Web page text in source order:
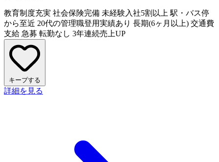
教育制度充実 社会保険完備 未経験入社5割以上 駅・バス停
から至近 20代の管理職登用実績あり 長期(6ヶ月以上) 交通費
支給 急募 転勤なし 3年連続売上UP
キープする
詳細を見る